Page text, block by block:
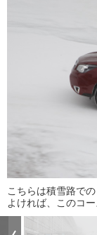
こちらは積雪路で
よければ、このコ